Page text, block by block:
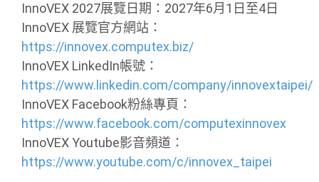
InnoVEX 2027展覽日期：2027年6月1日至4日
InnoVEX 展覽官方網站：
https://innovex.computex.biz/
InnoVEX LinkedIn帳號：
https://www.linkedin.com/company/innovextaipei/
InnoVEX Facebook粉絲專頁：
https://www.facebook.com/computexinnovex
InnoVEX Youtube影音頻道：
https://www.youtube.com/c/innovex_taipei